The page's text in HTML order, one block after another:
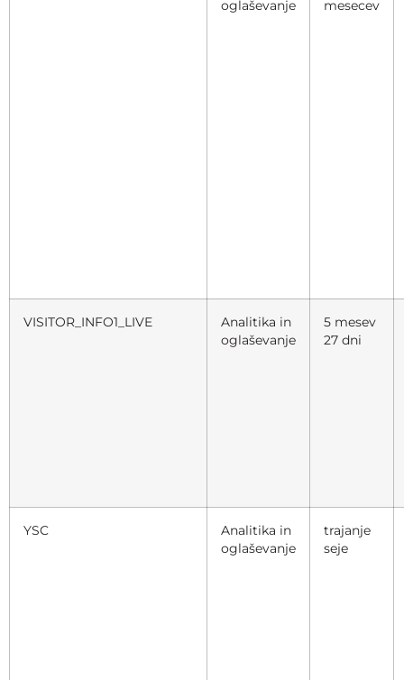
oglaševanje
mesecev
VISITOR_INFO1_LIVE
Analitika in
oglaševanje
5 mesev
27 dni
YSC
Analitika in
oglaševanje
trajanje
seje